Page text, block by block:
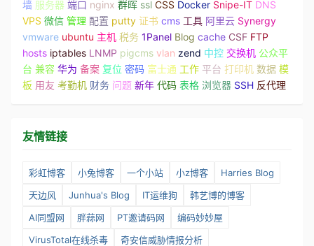
墙 服务器 端口 nginx 群晖 ssl CSS Docker Snipe-IT DNS
VPS 微信 管理 配置 putty 证书 cms 工具 阿里云 Synergy
vmware ubuntu 主机 税务 1Panel Blog cache CSF FTP
hosts iptables LNMP pigcms vlan zend 中控 交换机 公众平
台 兼容 华为 备案 复位 密码 富士通 工作 平台 打印机 数据 模
板 用友 考勤机 财务 问题 新年 代码 表格 浏览器 SSH 反代理
友情链接
彩虹博客 小兔博客 一个小站 小z博客
Harries Blog
天边风
Junhua's Blog IT运维狗
韩艺博的博客
AI同盟网
胖蒜网 PT邀请码网
编码妙妙屋
VirusTotal在线杀毒
奇安信威胁情报分析